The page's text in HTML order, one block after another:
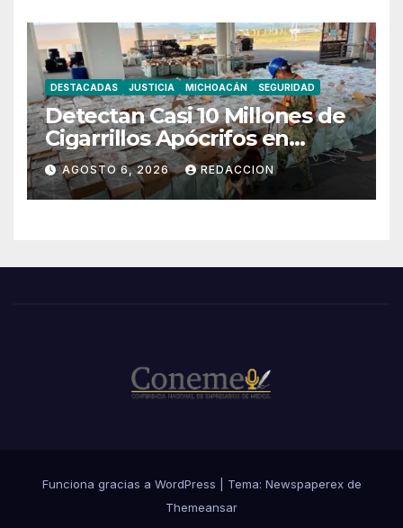
DESTACADAS JUSTICIA MICHOACÁN SEGURIDAD
Detectan Casi 10 Millones de
Cigarrillos Apócrifos en
Lázaro Cárdenas
AGOSTO 6, 2026 REDACCION
Funciona gracias a WordPress
Tema: Newspaperex de
Themeansar